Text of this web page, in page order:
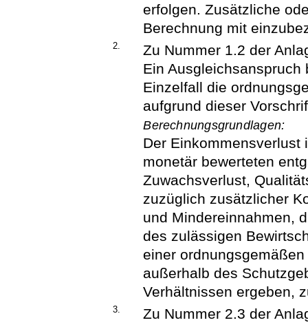
erfolgen. Zusätzliche
Berechnung mit
2.
Zu Nummer 1.2 der
Ein Ausgleichsanspruch
Einzelfall die
aufgrund dieser
Berechnungsgrundlagen:
Der Einkommensverlust
monetär bewerteten
Zuwachsverlust,
zuzüglich zusätzlicher
und Mindereinnahmen,
des zulässigen
einer
außerhalb des
Verhältnissen ergeben,
3.
Zu Nummer 2.3 der